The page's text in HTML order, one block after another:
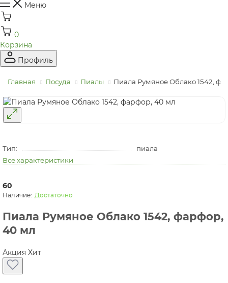
Меню
0
Корзина
Профиль
Главная Посуда Пиалы Пиала Румяное Облако 1542,
Тип:
пиала
Все характеристики
60
Достаточно
Пиала Румяное Облако 1542, фарфор,
40 мл
Акция Хит